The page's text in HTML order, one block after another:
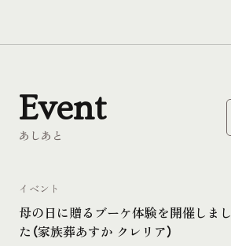
あしあと
Event
母の日に贈るブーケ体験を開催しまし
た（家族葬あすか クレリア）
イベント